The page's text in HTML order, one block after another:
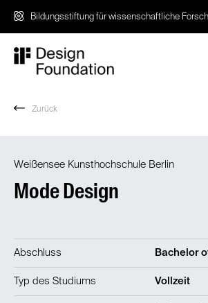
Bildungsstiftung für wissenschaftliche
Zurück
Weißensee Kunsthochschule Berlin
Mode Design
Abschluss Bachelor
Typ des Studiums Vollzeit